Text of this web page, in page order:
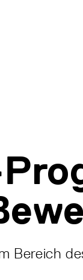
Bereich